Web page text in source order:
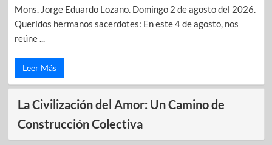
Mons. Jorge Eduardo Lozano. Domingo 2 de agosto del 2026.
Queridos hermanos sacerdotes: En este 4 de agosto, nos
reúne ...
Leer Más
La Civilización del Amor: Un Camino de
Construcción Colectiva